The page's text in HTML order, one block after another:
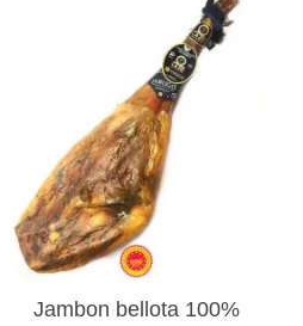
Jambon bellota 100%